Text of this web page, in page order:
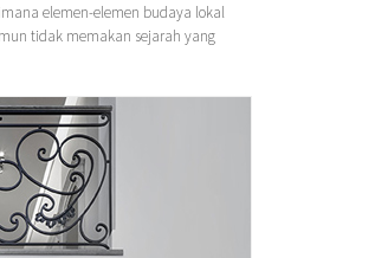
elemen-elemen budaya lokal
tidak memakan sejarah yang